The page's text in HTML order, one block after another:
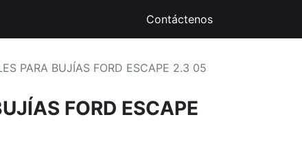
Contáctenos
PARA BUJÍAS FORD ESCAPE 2.3 05
FORD ESCAPE